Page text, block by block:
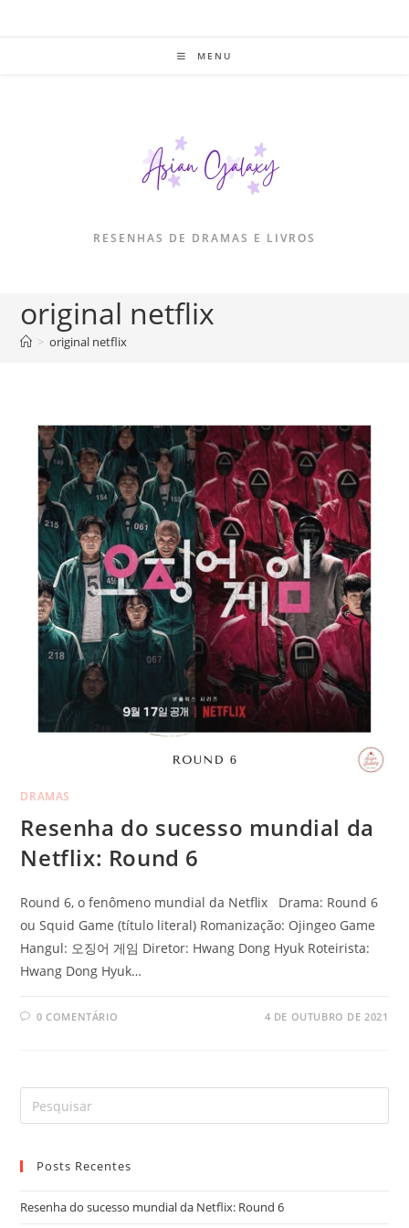
MENU
RESENHAS DE DRAMAS E LIVROS
original netflix
> original netflix
DRAMAS
Resenha do sucesso mundial da
Netflix: Round 6
Round 6, o fenômeno mundial da Netflix Drama: Round 6
ou Squid Game (título literal) Romanização: Ojingeo Game
Hangul: 오징어 게임 Diretor: Hwang Dong Hyuk Roteirista:
Hwang Dong Hyuk…
0 COMENTÁRIO 4 DE OUTUBRO DE 2021
Posts Recentes
Resenha do sucesso mundial da Netflix: Round 6